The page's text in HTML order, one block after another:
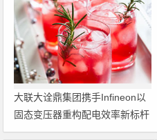
大联大诠鼎集团携手Infineon以
固态变压器重构配电效率新标杆